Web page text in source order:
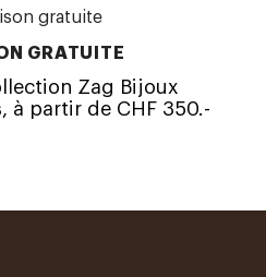
GRATUITE
Zag Bijoux
à partir de CHF 350.-